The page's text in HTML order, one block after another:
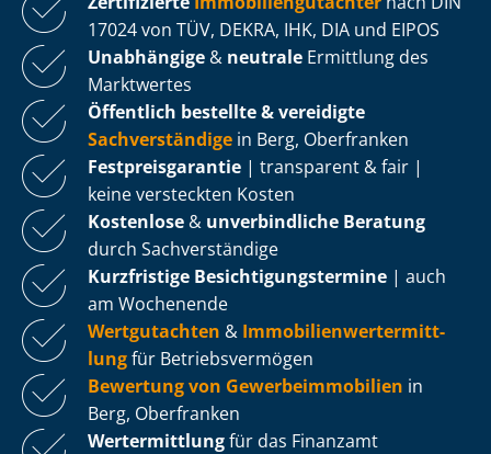
17024 von TÜV, DEKRA, IHK, DIA und EIPOS
Unabhängige & neutrale Ermittlung des
Marktwertes
Öffentlich bestellte & vereidigte
Sachverständige in Berg, Oberfranken
Fest­preis­ga­ran­tie | transparent & fair |
keine versteckten Kosten
Kostenlose & unverbindliche Beratung
durch Sachverständige
Kurzfristige Be­sich­ti­gungs­ter­mi­ne | auch
am Wochenende
Wertgutachten & Im­mo­bi­li­en­wert­ermitt­
lungfür Be­triebs­ver­mö­gen
Bewertung von Ge­wer­be­im­mo­bi­li­en in
Berg, Oberfranken
Wertermittlungfür das Finanzamt